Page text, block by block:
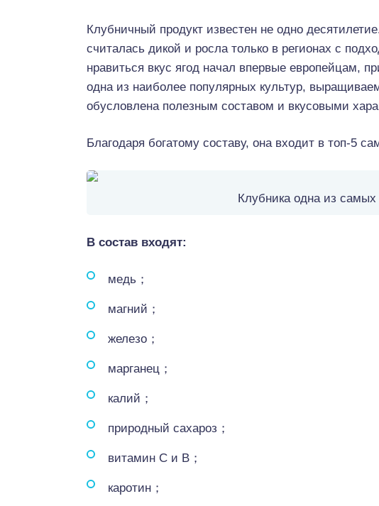
Клубничный продукт известен не одно
считалась дикой и росла только в регионах с
нравиться вкус ягод начал впервые европейцам,
одна из наиболее популярных культур,
обусловлена полезным составом и вкусовыми
Благодаря богатому составу, она входит в топ-5
Клубника одна из самых
В состав входят:
медь；
магний；
железо；
марганец；
калий；
природный сахароз；
витамин С и В；
каротин；